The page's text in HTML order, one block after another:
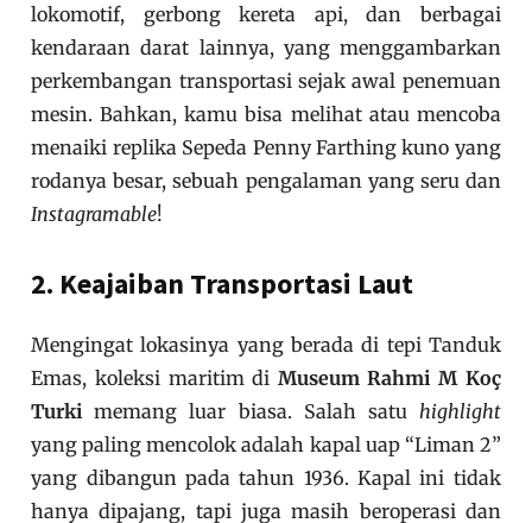
lokomotif, gerbong kereta api, dan berbagai
kendaraan darat lainnya, yang menggambarkan
perkembangan transportasi sejak awal penemuan
mesin. Bahkan, kamu bisa melihat atau mencoba
menaiki replika Sepeda Penny Farthing kuno yang
rodanya besar, sebuah pengalaman yang seru dan
Instagramable!
2. Keajaiban Transportasi Laut
Mengingat lokasinya yang berada di tepi Tanduk
Emas, koleksi maritim di Museum Rahmi M Koç
Turki memang luar biasa. Salah satu highlight
yang paling mencolok adalah kapal uap “Liman 2”
yang dibangun pada tahun 1936. Kapal ini tidak
hanya dipajang, tapi juga masih beroperasi dan